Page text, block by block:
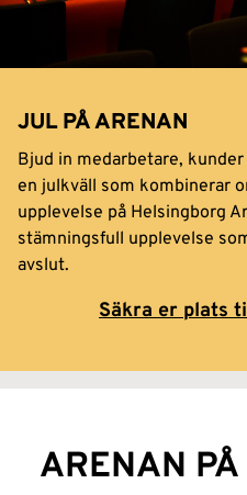
JUL PÅ ARENAN
Bjud in medarbetare,
en julkväll som kombinerar
upplevelse på Helsingborg
stämningsfull upplevelse
avslut.
Säkra er plats
ARENAN